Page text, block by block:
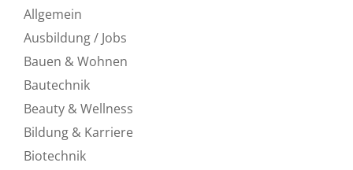
Allgemein
Ausbildung / Jobs
Bauen & Wohnen
Bautechnik
Beauty & Wellness
Bildung & Karriere
Biotechnik